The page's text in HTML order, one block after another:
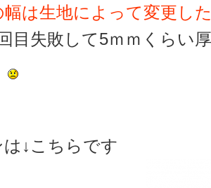
幅は生地によって変更し
目失敗して5ｍｍくらい
↓こちらです